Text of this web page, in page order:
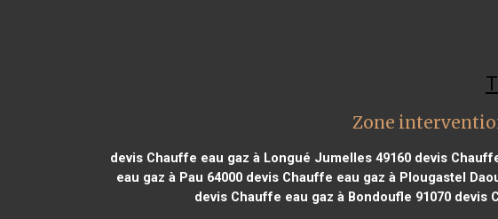
Zone
devis Chauffe eau gaz à Longué Jumelles 49160 devis
eau gaz à Pau 64000 devis Chauffe eau gaz à Plougastel
devis Chauffe eau gaz à Bondoufle 91070 devis